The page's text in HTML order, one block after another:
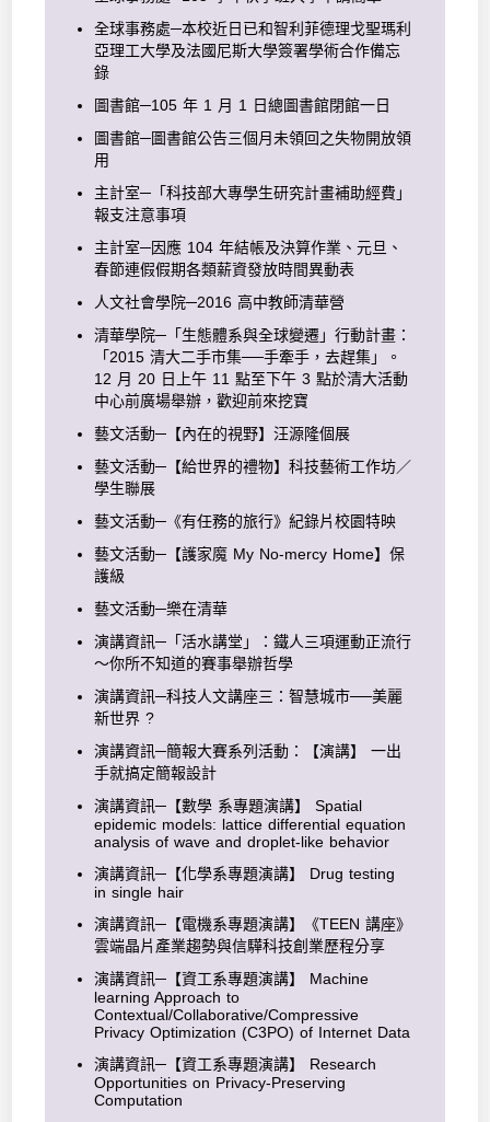
全球事務處─本校近日已和智利菲德理戈聖瑪利
亞理工大學及法國尼斯大學簽署學術合作備忘
錄
圖書館─105 年 1 月 1 日總圖書館閉館一日
圖書館─圖書館公告三個月未領回之失物開放領
用
主計室─「科技部大專學生研究計畫補助經費」
報支注意事項
主計室─因應 104 年結帳及決算作業、元旦、
春節連假假期各類薪資發放時間異動表
人文社會學院─2016 高中教師清華營
清華學院─「生態體系與全球變遷」行動計畫：
「2015 清大二手市集──手牽手，去趕集」。
12 月 20 日上午 11 點至下午 3 點於清大活動
中心前廣場舉辦，歡迎前來挖寶
藝文活動─【內在的視野】汪源隆個展
藝文活動─【給世界的禮物】科技藝術工作坊／
學生聯展
藝文活動─《有任務的旅行》紀錄片校園特映
藝文活動─【護家魔 My No-mercy Home】保
護級
藝文活動─樂在清華
演講資訊─「活水講堂」：鐵人三項運動正流行
～你所不知道的賽事舉辦哲學
演講資訊─科技人文講座三：智慧城市──美麗
新世界 ?
演講資訊─簡報大賽系列活動：【演講】 一出
手就搞定簡報設計
演講資訊─【數學 系專題演講】 Spatial
epidemic models: lattice differential equation
analysis of wave and droplet-like behavior
演講資訊─【化學系專題演講】 Drug testing
in single hair
演講資訊─【電機系專題演講】《TEEN 講座》
雲端晶片產業趨勢與信驊科技創業歷程分享
演講資訊─【資工系專題演講】 Machine
learning Approach to
Contextual/Collaborative/Compressive
Privacy Optimization (C3PO) of Internet Data
演講資訊─【資工系專題演講】 Research
Opportunities on Privacy-Preserving
Computation